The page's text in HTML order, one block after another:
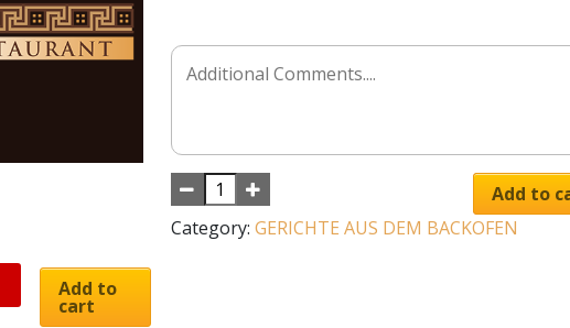
Add to
Category: GERICHTE AUS DEM BACKOFEN
Add to
cart